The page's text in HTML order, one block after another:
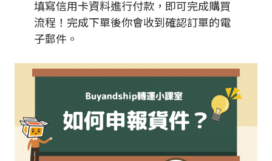
填寫信用卡資料進行付款，即可完成購買
流程！完成下單後你會收到確認訂單的電
子郵件。